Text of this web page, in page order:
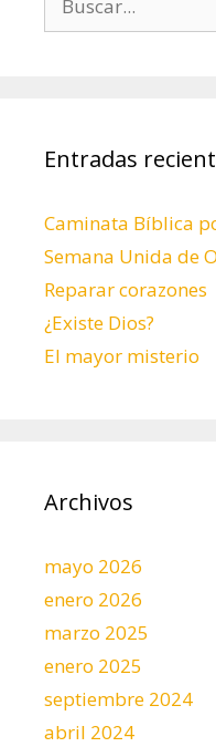
Entradas
Caminata Bíblica
Semana Unida de
Reparar corazones
¿Existe Dios?
El mayor misterio
Archivos
mayo 2026
enero 2026
marzo 2025
enero 2025
septiembre 2024
abril 2024